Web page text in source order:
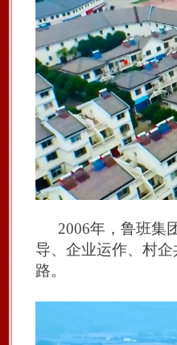
2006年 ，鲁班集
导、企业运作、村
路。